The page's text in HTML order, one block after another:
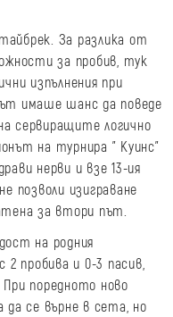
За разлика от
за пробив, тук
изпълнения при
имаше шанс да поведе
сервиращите логично
на турнира " Куинс"
нерви и взе 13-ия
позволи изиграване
за втори път.
на родния
пробива и 0-3 пасив,
поредното ново
се върне в сета, но